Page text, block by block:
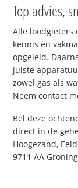
Top advies,
Alle loodgieters
kennis en
opgeleid.
juiste
zowel gas als
Neem contact
Bel deze
direct in de
Hoogezand,
9711 AA